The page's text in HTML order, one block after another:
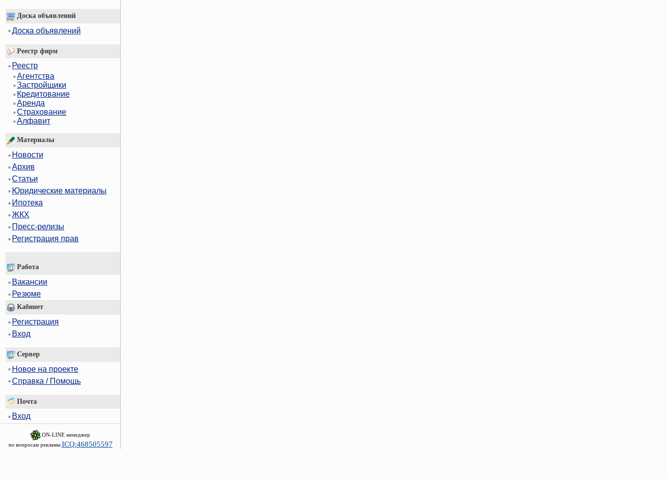
Доска объявлений
Доска объявлений
Реестр фирм
Реестр
Агентства
Застройщики
Кредитование
Аренда
Страхование
Алфавит
Материалы
Новости
Архив
Статьи
Юридические материалы
Ипотека
ЖКХ
Пресс-релизы
Регистрация прав
Работа
Вакансии
Резюме
Кабинет
Регистрация
Вход
Сервер
Новое на проекте
Справка / Помощь
Почта
Вход
ON-LINE менеджер
по вопросам рекламы ICQ:468505597